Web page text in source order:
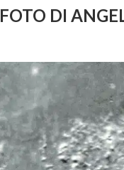
FOTO DI